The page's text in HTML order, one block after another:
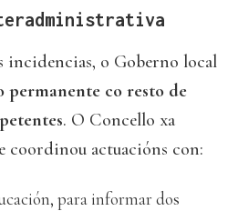
incidencias, o Goberno local
permanente co resto de
. O Concello xa
coordinou actuacións con:
para informar dos